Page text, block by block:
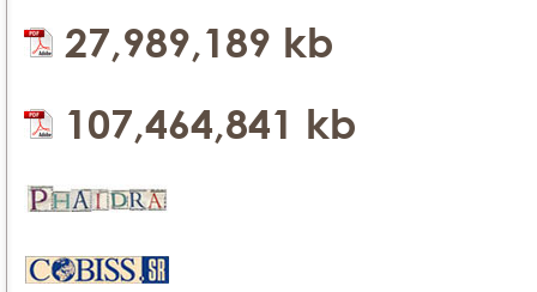
27,989,189 kb
107,464,841 kb